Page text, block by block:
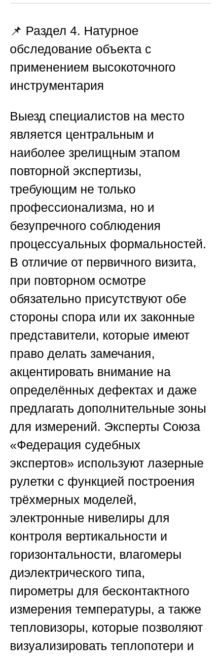
📌 Раздел 4. Натурное
обследование объекта с
применением высокоточного
инструментария
Выезд специалистов на место
является центральным и
наиболее зрелищным этапом
повторной экспертизы,
требующим не только
профессионализма, но и
безупречного соблюдения
процессуальных формальностей.
В отличие от первичного визита,
при повторном осмотре
обязательно присутствуют обе
стороны спора или их законные
представители, которые имеют
право делать замечания,
акцентировать внимание на
определённых дефектах и даже
предлагать дополнительные зоны
для измерений. Эксперты Союза
«Федерация судебных
экспертов» используют лазерные
рулетки с функцией построения
трёхмерных моделей,
электронные нивелиры для
контроля вертикальности и
горизонтальности, влагомеры
диэлектрического типа,
пирометры для бесконтактного
измерения температуры, а также
тепловизоры, которые позволяют
визуализировать теплопотери и